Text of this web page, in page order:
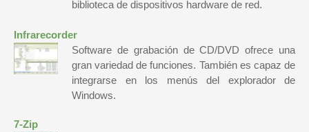
biblioteca de dispositivos hardware de red.
Infrarecorder
Software de grabación de CD/DVD ofrece una
gran variedad de funciones. También es capaz de
integrarse en los menús del explorador de
Windows.
7-Zip